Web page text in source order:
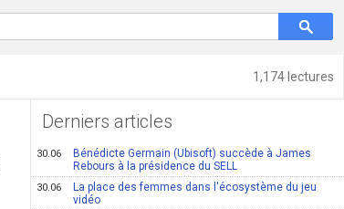
1,174 lectures
Derniers articles
30.06
Bénédicte Germain (Ubisoft) succède à James
Rebours à la présidence du SELL
30.06
La place des femmes dans l'écosystème du jeu
vidéo